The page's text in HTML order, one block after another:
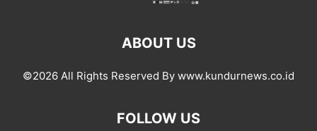
ABOUT US
©2026 All Rights Reserved By www.kundurnews.co.id
FOLLOW US